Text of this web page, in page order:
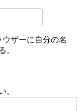
ザーに自分の名
。
。